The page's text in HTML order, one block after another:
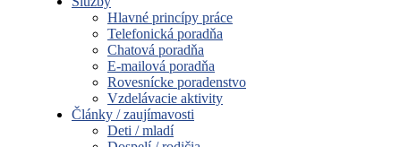
Hlavné princípy práce
Telefonická poradňa
Chatová poradňa
E-mailová poradňa
Rovesnícke poradenstvo
Vzdelávacie aktivity
Články / zaujímavosti
Deti / mladí